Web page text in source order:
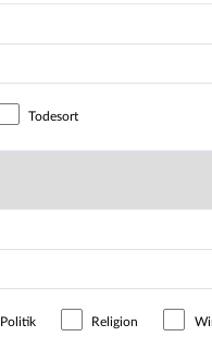
Todesort
Politik Religion